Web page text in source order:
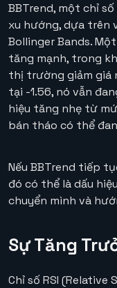
BBTrend, một chỉ
xu hướng, dựa trên
Bollinger Bands.
tăng mạnh, trong
thị trường giảm giá
tại -1.56, nó vẫn
hiệu tăng nhẹ từ
bán tháo có thể
Nếu BBTrend tiếp
đó có thể là dấu
chuyển mình và
Sự Tăng
Chỉ số RSI (Relative